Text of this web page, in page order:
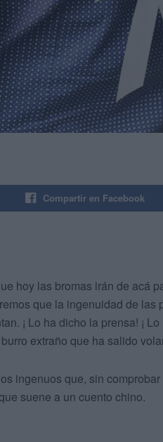
Compartir en Facebook
hoy las bromas irán de acá
que la ingenuidad de las
¡ Lo ha dicho la prensa! ¡
extraño que ha salido
ingenuos que, sin
suene a un cuento chino.